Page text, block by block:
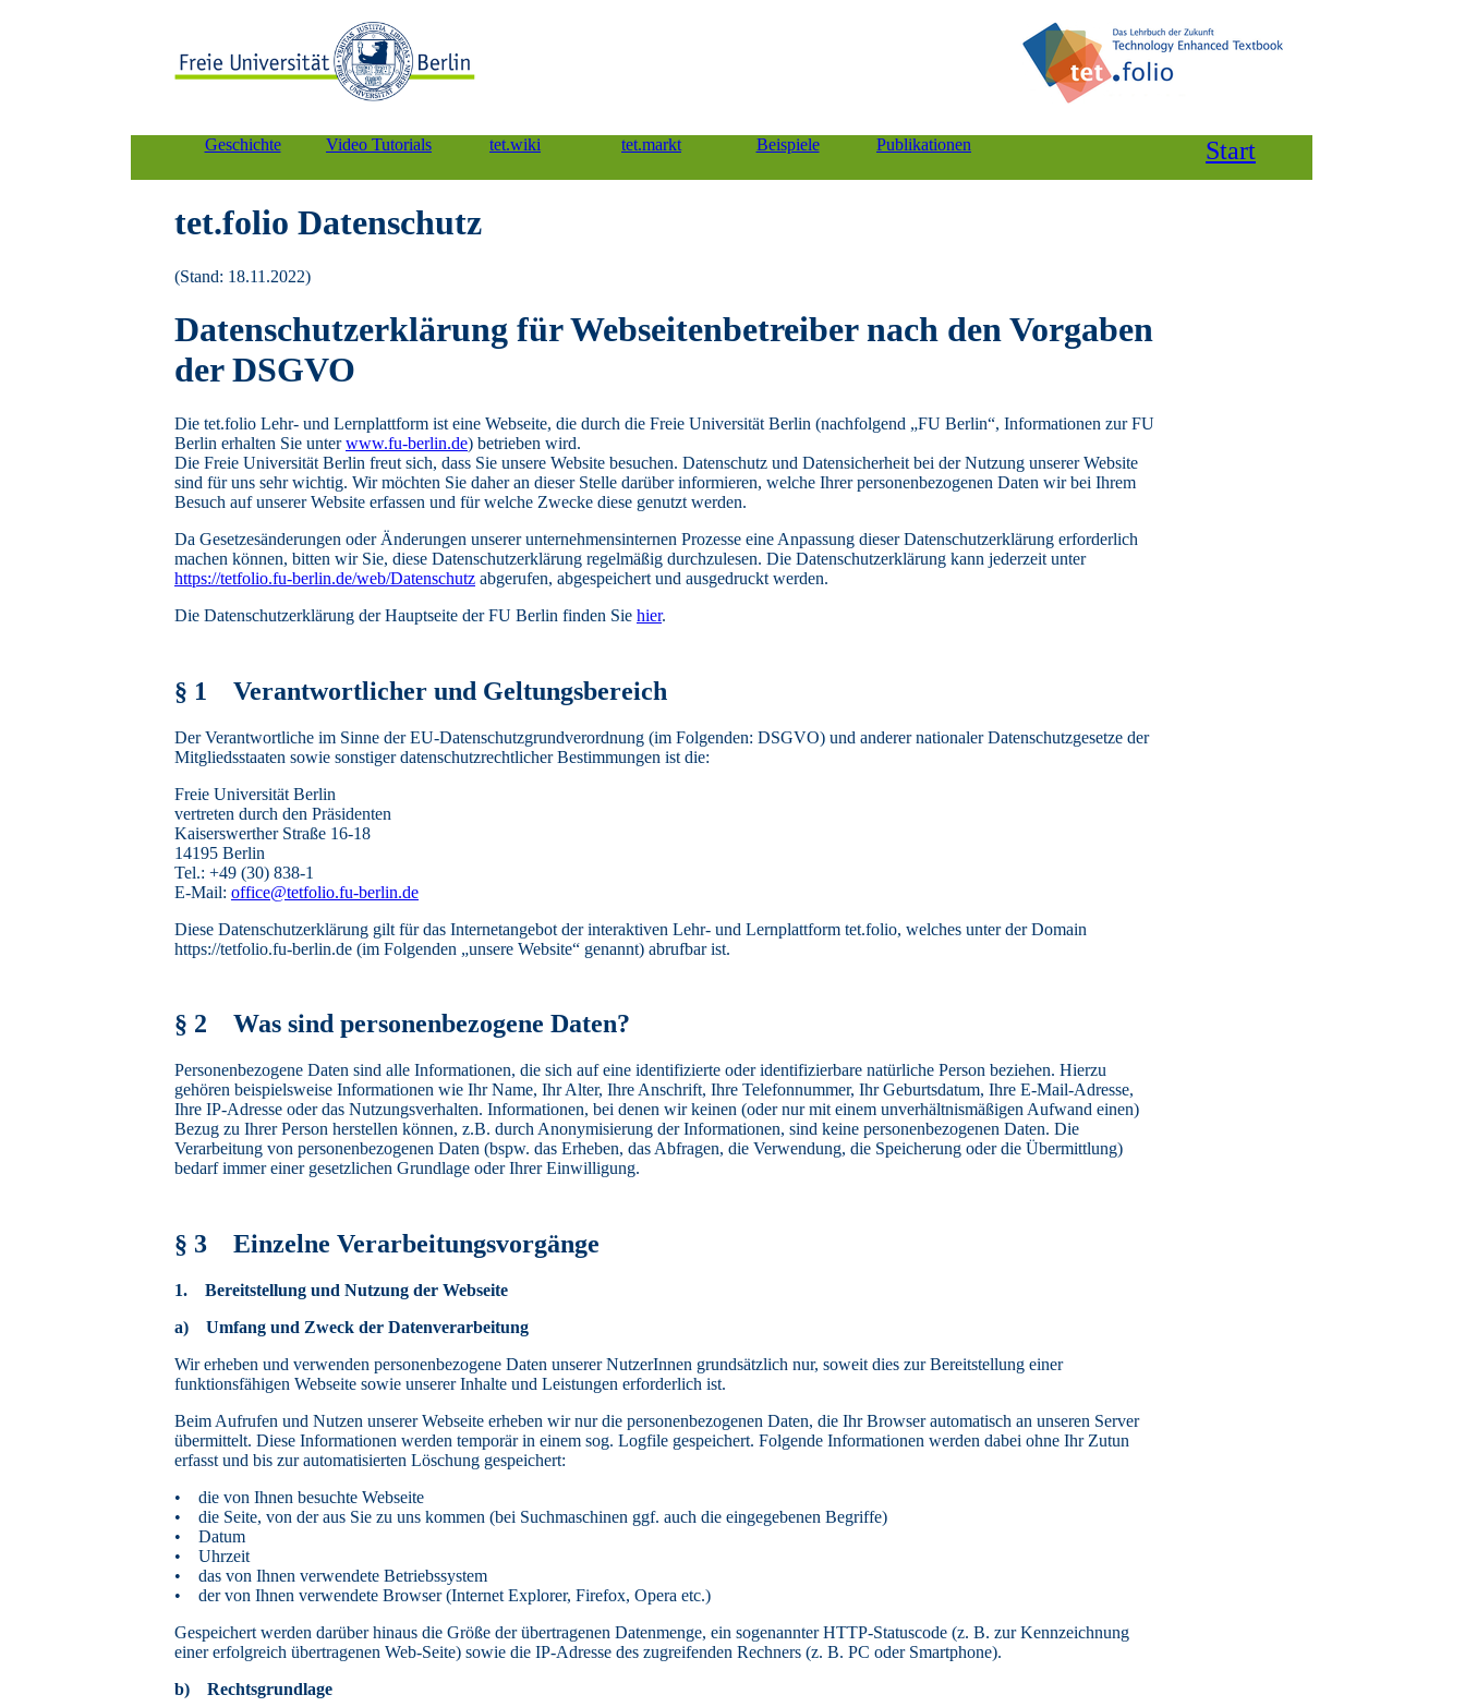
Start
Geschichte Video Tutorials tet.wiki tet.markt Beispiele Publikationen
tet.folio Datenschutz
(Stand: 18.11.2022)
Datenschutzerklärung für Webseitenbetreiber nach den Vorgaben
der DSGVO
Die tet.folio Lehr- und Lernplattform ist eine Webseite, die durch die Freie Universität Berlin (nachfolgend „FU Berlin“, Informationen zur FU
Berlin erhalten Sie unterwww.fu-berlin.de) betrieben wird.
Die Freie Universität Berlin freut sich, dass Sie unsere Website besuchen. Datenschutz und Datensicherheit bei der Nutzung unserer Website
sind für uns sehr wichtig. Wir möchten Sie daher an dieser Stelle darüber informieren, welche Ihrer personenbezogenen Daten wir bei Ihrem
Besuch auf unserer Website erfassen und für welche Zwecke diese genutzt werden.
Da Gesetzesänderungen oder Änderungen unserer unternehmensinternen Prozesse eine Anpassung dieser Datenschutzerklärung erforderlich
machen können, bitten wir Sie, diese Datenschutzerklärung regelmäßig durchzulesen. Die Datenschutzerklärung kann jederzeit unter
https://tetfolio.fu-berlin.de/web/Datenschutz abgerufen, abgespeichert und ausgedruckt werden.
Die Datenschutzerklärung der Hauptseite der FU Berlin finden Sie hier.
§ 1 Verantwortlicher und Geltungsbereich
Der Verantwortliche im Sinne der EU-Datenschutzgrundverordnung (im Folgenden: DSGVO) und anderer nationaler Datenschutzgesetze der
Mitgliedsstaaten sowie sonstiger datenschutzrechtlicher Bestimmungen ist die:
Freie Universität Berlin
vertreten durch den Präsidenten
Kaiserswerther Straße 16-18
14195 Berlin
Tel.: +49 (30) 838-1
E-Mail: office@tetfolio.fu-berlin.de
Diese Datenschutzerklärung gilt für das Internetangebot der interaktiven Lehr- und Lernplattform tet.folio, welches unter der Domain
https://tetfolio.fu-berlin.de (im Folgenden „unsere Website“ genannt) abrufbar ist.
§ 2 Was sind personenbezogene Daten?
Personenbezogene Daten sind alle Informationen, die sich auf eine identifizierte oder identifizierbare natürliche Person beziehen. Hierzu
gehören beispielsweise Informationen wie Ihr Name, Ihr Alter, Ihre Anschrift, Ihre Telefonnummer, Ihr Geburtsdatum, Ihre E-Mail-Adresse,
Ihre IP-Adresse oder das Nutzungsverhalten. Informationen, bei denen wir keinen (oder nur mit einem unverhältnismäßigen Aufwand einen)
Bezug zu Ihrer Person herstellen können, z.B. durch Anonymisierung der Informationen, sind keine personenbezogenen Daten. Die
Verarbeitung von personenbezogenen Daten (bspw. das Erheben, das Abfragen, die Verwendung, die Speicherung oder die Übermittlung)
bedarf immer einer gesetzlichen Grundlage oder Ihrer Einwilligung.
§ 3 Einzelne Verarbeitungsvorgänge
1. Bereitstellung und Nutzung der Webseite
a) Umfang und Zweck der Datenverarbeitung
Wir erheben und verwenden personenbezogene Daten unserer NutzerInnen grundsätzlich nur, soweit dies zur Bereitstellung einer
funktionsfähigen Webseite sowie unserer Inhalte und Leistungen erforderlich ist.
Beim Aufrufen und Nutzen unserer Webseite erheben wir nur die personenbezogenen Daten, die Ihr Browser automatisch an unseren Server
übermittelt. Diese Informationen werden temporär in einem sog. Logfile gespeichert. Folgende Informationen werden dabei ohne Ihr Zutun
erfasst und bis zur automatisierten Löschung gespeichert:
• die von Ihnen besuchte Webseite
• die Seite, von der aus Sie zu uns kommen (bei Suchmaschinen ggf. auch die eingegebenen Begriffe)
• Datum
• Uhrzeit
• das von Ihnen verwendete Betriebssystem
• der von Ihnen verwendete Browser (Internet Explorer, Firefox, Opera etc.)
Gespeichert werden darüber hinaus die Größe der übertragenen Datenmenge, ein sogenannter HTTP-Statuscode (z. B. zur Kennzeichnung
einer erfolgreich übertragenen Web-Seite) sowie die IP-Adresse des zugreifenden Rechners (z. B. PC oder Smartphone).
b) Rechtsgrundlage